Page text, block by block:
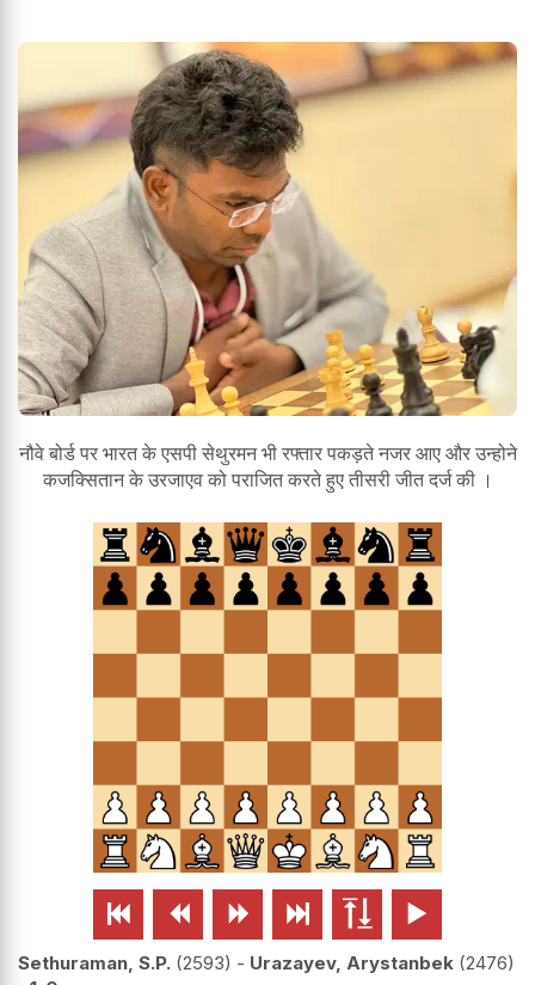
नौवे बोर्ड पर भारत के एसपी सेथुरमन भी रफ्तार पकड़ते नजर आए और उन्होने
कजक्सितान के उरजाएव को पराजित करते हुए तीसरी जीत दर्ज की ।
     
Sethuraman, S.P. 2593 - Urazayev, Arystanbek 2476